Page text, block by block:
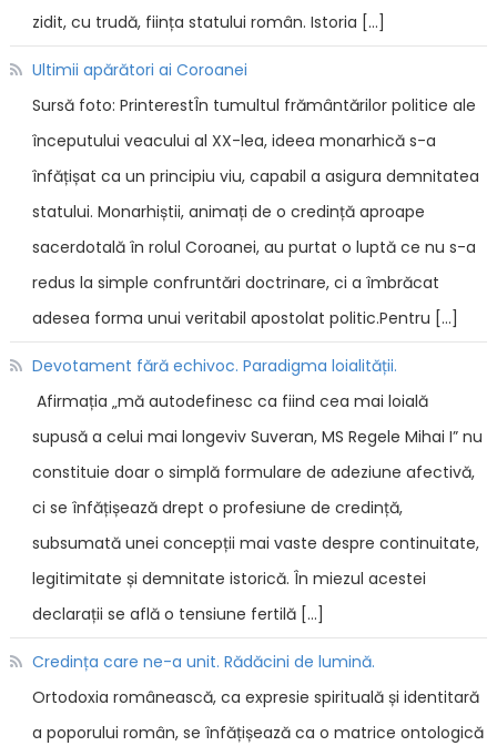
zidit, cu trudă, ființa statului român. Istoria […]
Ultimii apărători ai Coroanei
Sursă foto: PrinterestÎn tumultul frământărilor politice ale
începutului veacului al XX-lea, ideea monarhică s-a
înfățișat ca un principiu viu, capabil a asigura demnitatea
statului. Monarhiștii, animați de o credință aproape
sacerdotală în rolul Coroanei, au purtat o luptă ce nu s-a
redus la simple confruntări doctrinare, ci a îmbrăcat
adesea forma unui veritabil apostolat politic.Pentru […]
Devotament fără echivoc. Paradigma loialității.
Afirmația „mă autodefinesc ca fiind cea mai loială
supusă a celui mai longeviv Suveran, MS Regele Mihai I” nu
constituie doar o simplă formulare de adeziune afectivă,
ci se înfățișează drept o profesiune de credință,
subsumată unei concepții mai vaste despre continuitate,
legitimitate și demnitate istorică. În miezul acestei
declarații se află o tensiune fertilă […]
Credința care ne-a unit. Rădăcini de lumină.
Ortodoxia românească, ca expresie spirituală și identitară
a poporului român, se înfățișează ca o matrice ontologică